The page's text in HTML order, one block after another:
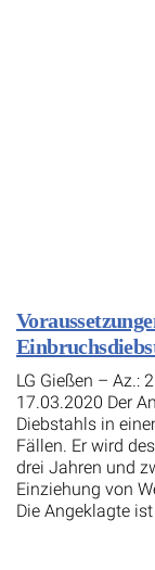
LG Gießen – Az.:
17.03.2020 Der
Diebstahls in
Fällen. Er wird
drei Jahren und
Einziehung von
Die Angeklagte